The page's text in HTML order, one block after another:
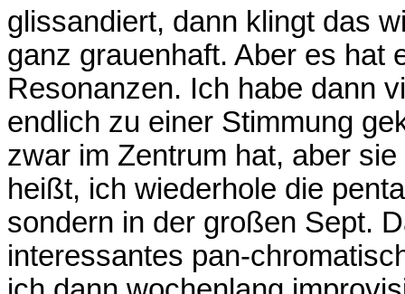
glissandiert, dann klingt das
ganz grauenhaft. Aber es hat
Resonanzen. Ich habe dann
endlich zu einer Stimmung
zwar im Zentrum hat, aber
heißt, ich wiederhole die
sondern in der großen Sept.
interessantes pan-